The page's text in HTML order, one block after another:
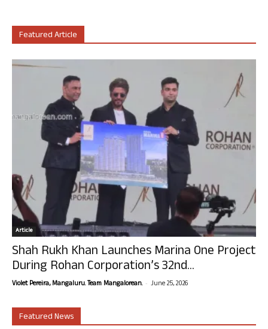
Featured Article
Article
Shah Rukh Khan Launches Marina One Project
During Rohan Corporation’s 32nd...
Violet Pereira, Mangaluru. Team Mangalorean. - June 25, 2026
Featured News